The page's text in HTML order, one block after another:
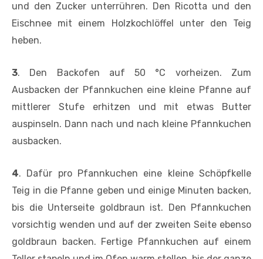
und den Zucker unterrühren. Den Ricotta und den
Eischnee mit einem Holzkochlöffel unter den Teig
heben.
3. Den Backofen auf 50 °C vorheizen. Zum
Ausbacken der Pfannkuchen eine kleine Pfanne auf
mittlerer Stufe erhitzen und mit etwas Butter
auspinseln. Dann nach und nach kleine Pfannkuchen
ausbacken.
4. Dafür pro Pfannkuchen eine kleine Schöpfkelle
Teig in die Pfanne geben und einige Minuten backen,
bis die Unterseite goldbraun ist. Den Pfannkuchen
vorsichtig wenden und auf der zweiten Seite ebenso
goldbraun backen. Fertige Pfannkuchen auf einem